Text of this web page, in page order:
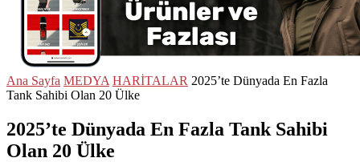
Ana Sayfa MEDYA HARİTALAR 2025’te Dünyada En Fazla
Tank Sahibi Olan 20 Ülke
2025’te Dünyada En Fazla Tank Sahibi
Olan 20 Ülke